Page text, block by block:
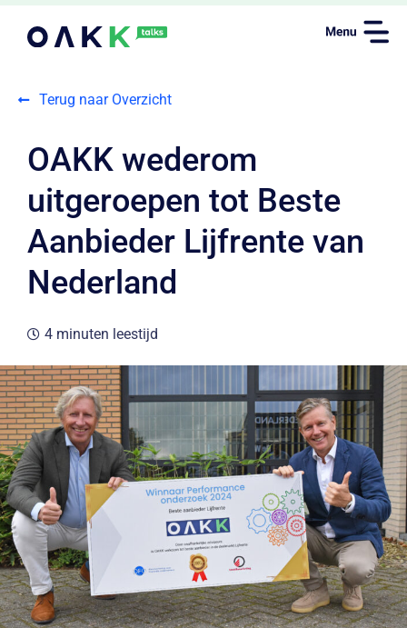
Terug naar Overzicht
OAKK wederom
uitgeroepen tot Beste
Aanbieder Lijfrente van
Nederland
4 minuten leestijd